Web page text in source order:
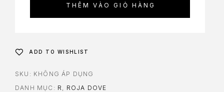
THÊM VÀO GIỎ HÀNG
ADD TO WISHLIST
SKU: KHÔNG ÁP DỤNG
DANH MỤC: R ROJA DOVE